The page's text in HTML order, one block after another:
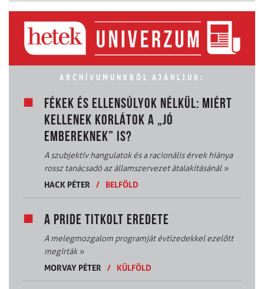
ARCHÍVUMUNKBÓL AJÁNLJUK:
FÉKEK ÉS ELLENSÚLYOK NÉLKÜL: MIÉRT
KELLENEK KORLÁTOK A „JÓ
EMBEREKNEK” IS?
A szubjektív hangulatok és a racionális érvek hiánya
rossz tanácsadó az államszervezet átalakításánál»
HACK PÉTER
/ BELFÖLD
A PRIDE TITKOLT EREDETE
A melegmozgalom programját évtizedekkel ezelőtt
megírták»
MORVAY PÉTER
/ KÜLFÖLD